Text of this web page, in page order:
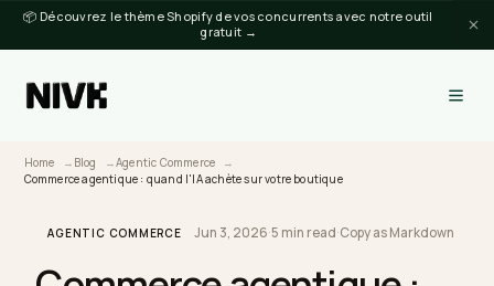
📦 Découvrez le thème Shopify de vos concurrents avec notre outil
gratuit →
Home Blog
Agentic Commerce